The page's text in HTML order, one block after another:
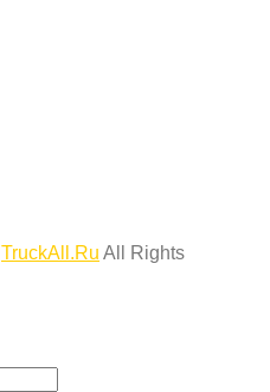
TruckAll.Ru All Rights